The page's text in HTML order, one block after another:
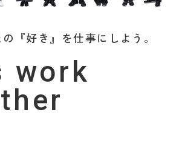
『好き』を仕事にしよう。
work